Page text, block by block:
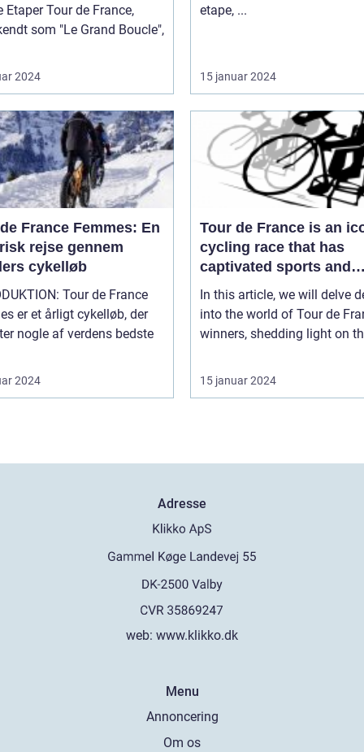
som "Le Grand Boucle",
2024
etape, ...
15 januar 2024
France Femmes: En
rejse gennem
cykelløb
Tour de France
er et årligt cykelløb, der
nogle af verdens bedste
2024
Tour de France is an
cycling race that has
captivated sports and
leisure enthusiasts for
a century
In this article, we will delve
into the world of Tour de
winners, shedding light on
15 januar 2024
Adresse
web: www.klikko.dk
Menu
Annoncering
Om os